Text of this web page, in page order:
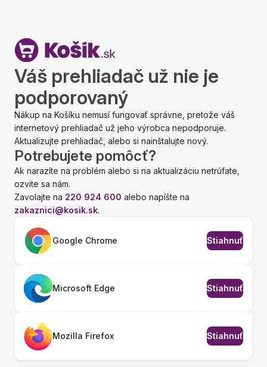
Váš prehliadač už nie je
podporovaný
Nákup na Košíku nemusí fungovať správne, pretože váš
internetový prehliadač už jeho výrobca nepodporuje.
Aktualizujte prehliadač, alebo si nainštalujte nový.
Potrebujete pomôcť?
Ak narazíte na problém alebo si na aktualizáciu netrúfate,
ozvite sa nám.
Zavolajte na 220 924 600 alebo napíšte na
zakaznici@kosik.sk.
Google Chrome Stiahnuť
Microsoft Edge Stiahnuť
Mozilla Firefox Stiahnuť